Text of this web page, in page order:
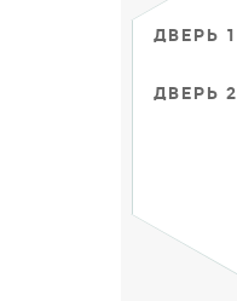
ДВЕРЬ 1
ДВЕРЬ 2